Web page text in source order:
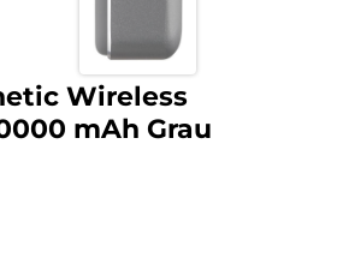
Wireless
mAh Grau